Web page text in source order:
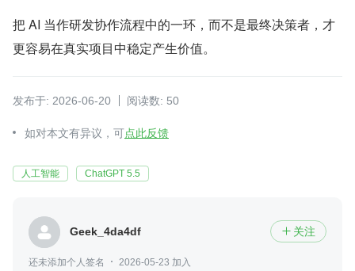
把 AI 当作研发协作流程中的一环，而不是最终决策者，才
更容易在真实项目中稳定产生价值。
发布于: 2026-06-20 阅读数: 50
如对本文有异议，可点此反馈
人工智能 ChatGPT 5.5
Geek_4da4df  关注
还未添加个人签名
2026-05-23 加入